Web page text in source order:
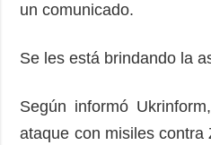
un comunicado.
Se les está brindando la
Según informó
ataque con misiles contra